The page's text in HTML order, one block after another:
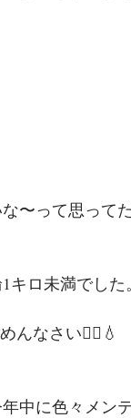
〜って思って
キロ未満でした
んなさい🙇‍♀️💧
中に色々メン